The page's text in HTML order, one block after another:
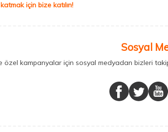
için bize katılın!
Sosyal
özel kampanyalar için sosyal medyadan bizleri